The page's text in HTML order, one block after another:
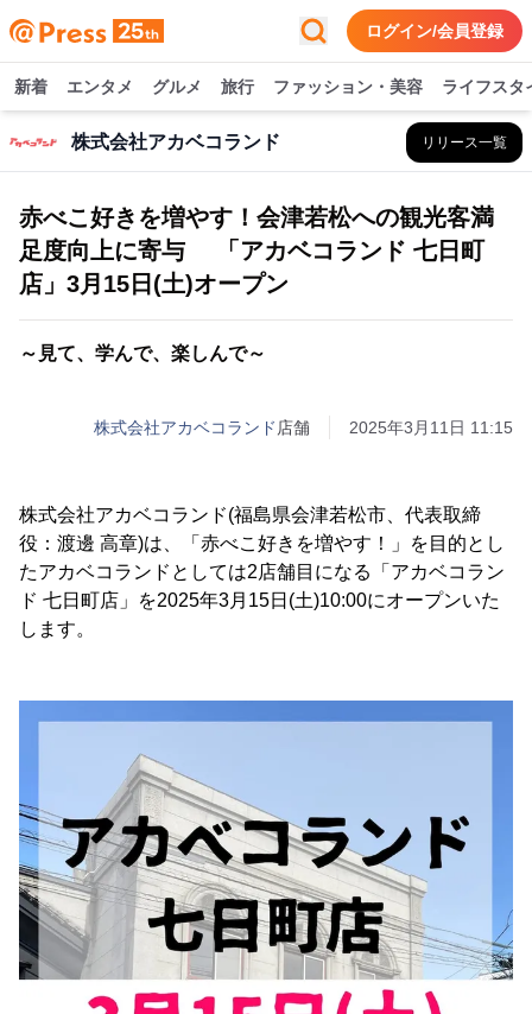
ログイン/会員登録
新着 エンタメ グルメ 旅行 ファッション・美容 ライフスタ
株式会社アカベコランド リリース一覧
赤べこ好きを増やす！会津若松への観光客満
足度向上に寄与 「アカベコランド 七日町
店」3月15日(土)オープン
～見て、学んで、楽しんで～
株式会社アカベコランド 店舗 2025年3月11日 11:15
株式会社アカベコランド(福島県会津若松市、代表取締
役：渡邊 高章)は、「赤べこ好きを増やす！」を目的とし
たアカベコランドとしては2店舗目になる「アカベコラン
ド 七日町店」を2025年3月15日(土)10:00にオープンいた
します。